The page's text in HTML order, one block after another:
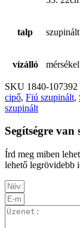
talp szupinált
vízálló
SKU 1840-107392
cipő, Fiú szupinált,
szupinált
Segítségre van
Írd meg miben
lehető legrövidebb